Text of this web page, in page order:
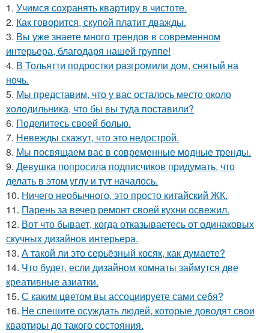
1. Учимся сохранять квартиру в чистоте.
2. Как говорится, скупой платит дважды.
3. Вы уже знаете много трендов в современном
интерьера, благодаря нашей группе!
4. В Тольятти подростки разгромили дом, снятый на
ночь.
5. Мы представим, что у вас осталось место около
холодильника, что бы вы туда поставили?
6. Поделитесь своей болью.
7. Невежды скажут, что это недострой.
8. Мы посвящаем вас в современные модные тренды.
9. Девушка попросила подписчиков придумать, что
делать в этом углу и тут началось.
10. Ничего необычного, это просто китайский ЖК.
11. Парень за вечер ремонт своей кухни освежил.
12. Вот что бывает, когда отказываетесь от одинаковых
скучных дизайнов интерьера.
13. А такой ли это серьёзный косяк, как думаете?
14. Что будет, если дизайном комнаты займутся две
креативные азиатки.
15. С каким цветом вы ассоциируете сами себя?
16. Не спешите осуждать людей, которые доводят свои
квартиры до такого состояния.